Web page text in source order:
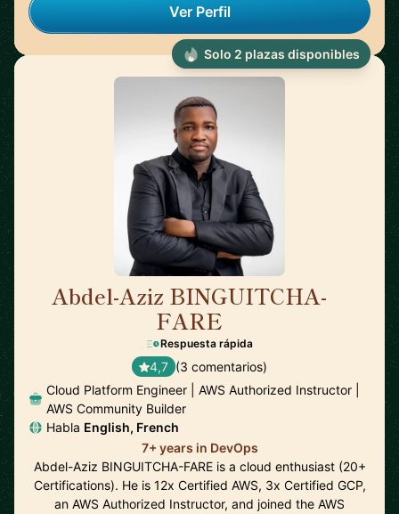
Ver Perfil
Abdel-Aziz BINGUITCHA-
FARE
Respuesta rápida
4,7 (3 comentarios)
Cloud Platform Engineer | AWS Authorized Instructor |
AWS Community Builder
Habla English, French
7+ years in DevOps
Abdel-Aziz BINGUITCHA-FARE is a cloud enthusiast (20+
Certifications). He is 12x Certified AWS, 3x Certified GCP,
an AWS Authorized Instructor, and joined the AWS
Solo 2 plazas disponibles